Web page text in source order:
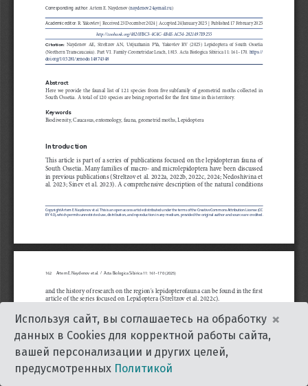
Используя сайт, вы соглашаетесь на обработку
данных в Cookies для корректной работы сайта,
вашей персонализации и других целей,
предусмотренных Политикой
×